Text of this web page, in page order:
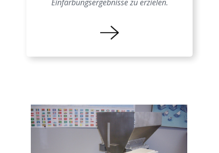
Einfärbungsergebnisse zu erzielen.